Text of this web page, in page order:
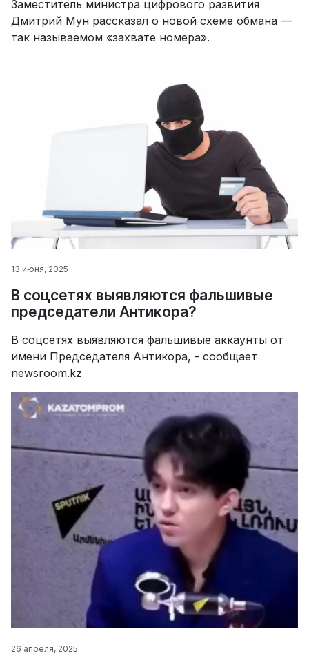
Заместитель министра цифрового развития
Дмитрий Мун рассказал о новой схеме обмана —
так называемом «захвате номера».
13 июня, 2025
В соцсетях выявляются фальшивые
председатели Антикора?
В соцсетях выявляются фальшивые аккаунты от
имени Председателя Антикора, - сообщает
newsroom.kz
26 апреля, 2025